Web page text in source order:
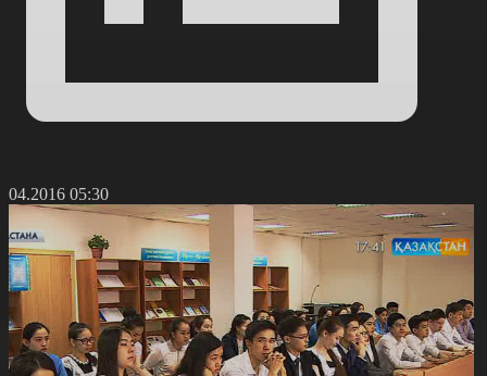
05:30